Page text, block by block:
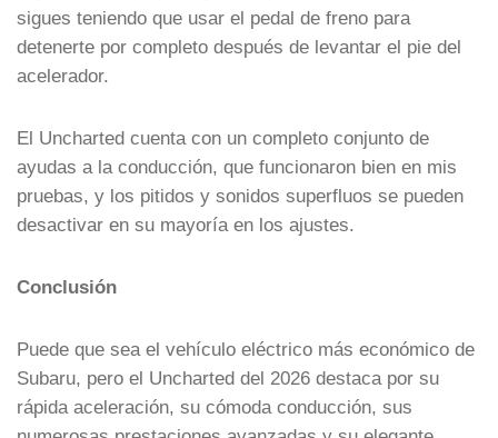
sigues teniendo que usar el pedal de freno para
detenerte por completo después de levantar el pie del
acelerador.
El Uncharted cuenta con un completo conjunto de
ayudas a la conducción, que funcionaron bien en mis
pruebas, y los pitidos y sonidos superfluos se pueden
desactivar en su mayoría en los ajustes.
Conclusión
Puede que sea el vehículo eléctrico más económico de
Subaru, pero el Uncharted del 2026 destaca por su
rápida aceleración, su cómoda conducción, sus